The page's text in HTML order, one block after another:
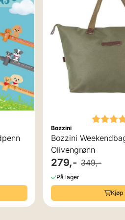
Bozzini
Bozzini
Olivengrønn
279,- 349,-
På lager
Kjøp